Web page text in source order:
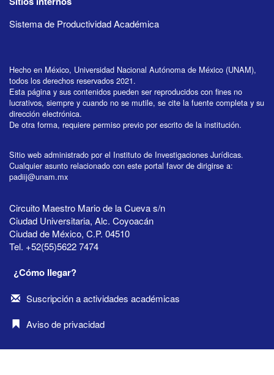
Sistema de Productividad Académica
Hecho en México, Universidad Nacional Autónoma de México (UNAM),
todos los derechos reservados 2021.
Esta página y sus contenidos pueden ser reproducidos con fines no
lucrativos, siempre y cuando no se mutile, se cite la fuente completa y su
dirección electrónica.
De otra forma, requiere permiso previo por escrito de la institución.
Sitio web administrado por el Instituto de Investigaciones Jurídicas.
Cualquier asunto relacionado con este portal favor de dirigirse a:
padiij@unam.mx
Circuito Maestro Mario de la Cueva s/n
Ciudad Universitaria, Alc. Coyoacán
Ciudad de México, C.P. 04510
Tel. +52(55)5622 7474
¿Cómo llegar?
Suscripción a actividades académicas
Aviso de privacidad